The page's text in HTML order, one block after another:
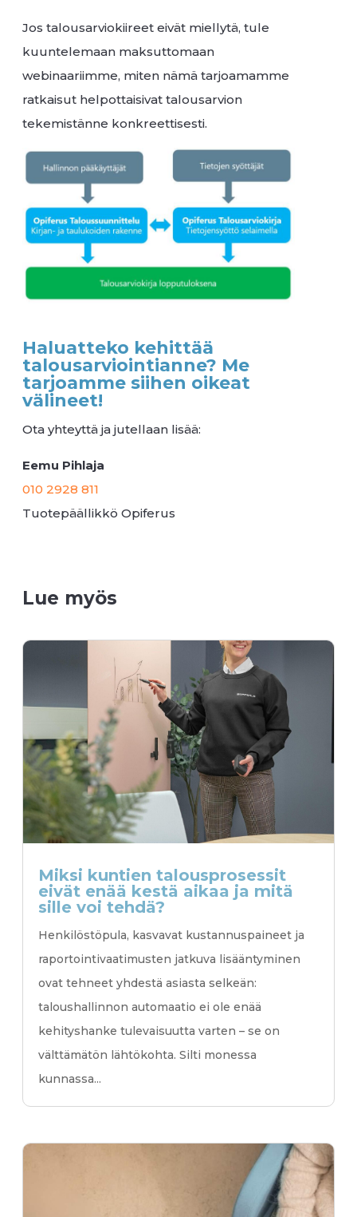
Jos talousarviokiireet eivät miellytä, tule
kuuntelemaan maksuttomaan
webinaariimme, miten nämä tarjoamamme
ratkaisut helpottaisivat talousarvion
tekemistänne konkreettisesti.
Haluatteko kehittää
talousarviointianne? Me
tarjoamme siihen oikeat
välineet!
Ota yhteyttä ja jutellaan lisää:
Eemu Pihlaja
010 2928 811
Tuotepäällikkö Opiferus
Lue myös
Miksi kuntien talousprosessit
eivät enää kestä aikaa ja mitä
sille voi tehdä?
Henkilöstöpula, kasvavat kustannuspaineet ja
raportointivaatimusten jatkuva lisääntyminen
ovat tehneet yhdestä asiasta selkeän:
taloushallinnon automaatio ei ole enää
kehityshanke tulevaisuutta varten – se on
välttämätön lähtökohta. Silti monessa
kunnassa...